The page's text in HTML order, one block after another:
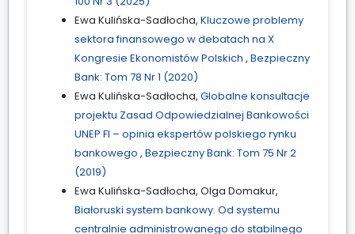
Ewa Kulińska-Sadłocha, Kluczowe problemy
sektora finansowego w debatach na X
Kongresie Ekonomistów Polskich , Bezpieczny
Bank: Tom 78 Nr 1 (2020)
Ewa Kulińska-Sadłocha, Globalne konsultacje
projektu Zasad Odpowiedzialnej Bankowości
UNEP FI – opinia ekspertów polskiego rynku
bankowego , Bezpieczny Bank: Tom 75 Nr 2
(2019)
Ewa Kulińska-Sadłocha, Olga Domakur,
Białoruski system bankowy. Od systemu
centralnie administrowanego do stabilnego